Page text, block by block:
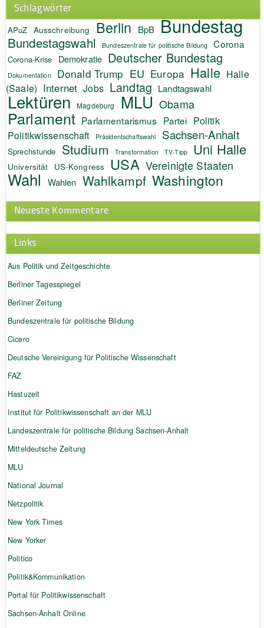
Schlagwörter
APuZ Ausschreibung Berlin BpB Bundestag
Bundestagswahl Bundeszentrale für politische Bildung Corona
Corona-Krise Demokratie Deutscher Bundestag
Dokumentation Donald Trump EU Europa Halle Halle
(Saale) Internet Jobs Landtag Landtagswahl
Lektüren Magdeburg MLU Obama
Parlament Parlamentarismus Partei Politik
Politikwissenschaft Präsidentschaftswahl Sachsen-Anhalt
Sprechstunde Studium Transformation TV-Tipp Uni Halle
Universität US-Kongress USA Vereinigte Staaten
Wahl Wahlen Wahlkampf Washington
Neueste Kommentare
Links
Aus Politik und Zeitgeschichte
Berliner Tagesspiegel
Berliner Zeitung
Bundeszentrale für politische Bildung
Cicero
Deutsche Vereinigung für Politische Wissenschaft
FAZ
Hastuzeit
Institut für Politikwissenschaft an der MLU
Landeszentrale für politische Bildung Sachsen-Anhalt
Mitteldeutsche Zeitung
MLU
National Journal
Netzpolitik
New York Times
New Yorker
Politico
Politik&Kommunikation
Portal für Politikwissenschaft
Sachsen-Anhalt Online